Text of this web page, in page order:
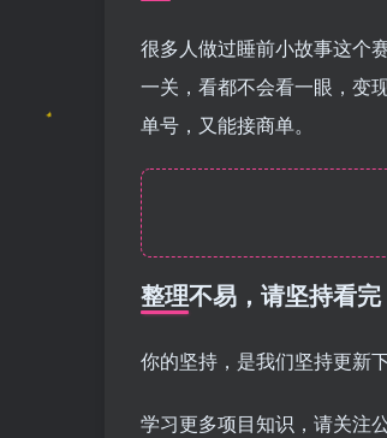
很多人做过睡前小故事这个
一关，看都不会看一眼，变
单号，又能接商单。
整理不易，请坚持看
你的坚持，是我们坚持更新
学习更多项目知识，请关注